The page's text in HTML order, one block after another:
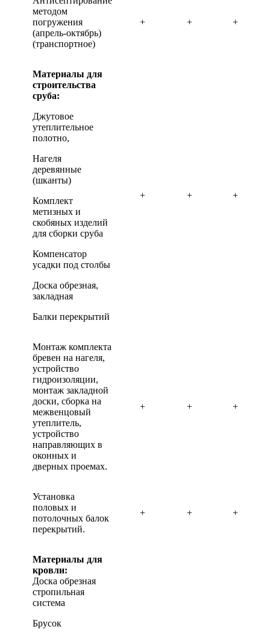
методом
погружения
(апрель-октябрь)
(транспортное)
+ + +
Материалы для
строительства
сруба:
Джутовое
утеплительное
полотно,
Нагеля
деревянные
(шканты)
Комплект
метизных и
скобяных изделий
для сборки сруба
Компенсатор
усадки под столбы
Доска обрезная,
закладная
Балки перекрытий
+ + +
Монтаж комплекта
бревен на нагеля,
устройство
гидроизоляции,
монтаж закладной
доски, сборка на
межвенцовый
утеплитель,
устройство
направляющих в
оконных и
дверных проемах.
+ + +
Установка
половых и
потолочных балок
перекрытий.
+ + +
Материалы для
кровли:
Доска обрезная
стропильная
система
Брусок